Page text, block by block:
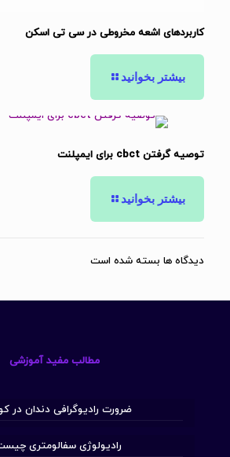
کاربردهای اشعه مخروطی در سی تی اسکن
بیشتر بخوانید
توصیه گرفتن cbct برای ایمپلنت
بیشتر بخوانید
دیدگاه ها بسته شده است
مطالب مفید آموزشی
ضرورت رادیوگرافی دندان در
رادیولوژی سفالومتری